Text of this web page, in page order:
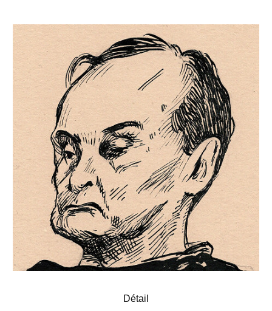
Détail